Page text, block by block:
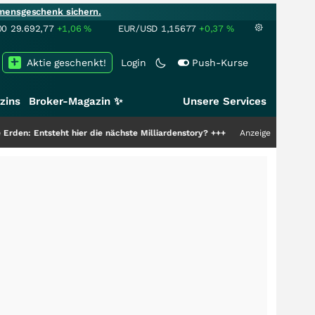
sichern.
29.692,77 +1,06% EUR/USD 1,15677 +0,37 %
Login Push-Kurse
Aktie geschenkt!
Broker-Magazin ✨ Unsere Services
hier die nächste Milliardenstory?+++ Anzeige